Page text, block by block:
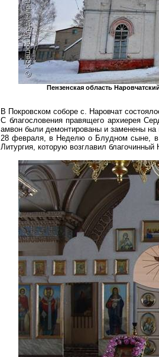
Пензенская область
В Покровском соборе с. Наровчат
С благословения правящего архиерея
амвон были демонтированы и заменены на
28 февраля, в Неделю о Блудном сыне, в
Литургия, которую возглавил благочинный